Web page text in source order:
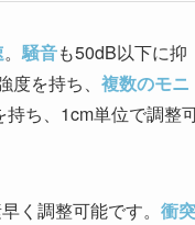
。騒音も50dB以下に抑
を持ち、 複数のモニ
持ち、1cm単位で調整
く調整可能です。 衝突